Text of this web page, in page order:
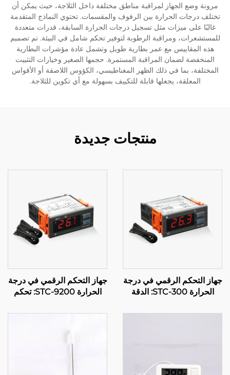
مرونة وضع الجهاز لمراقبة مناطق مختلفة داخل الثلاجة، حيث يمكن أن
تختلف درجات الحرارة بين الرفوف والمقسمات. تحتوي النماذج المتقدمة
غالبًا على ميزات مثل تسجيل درجات الحرارة السابقة، قدرات متعددة
للمستشعرات، ومراقبة الرطوبة لتوفير تحكم شامل في البيئة. تم تصميم
هذه المقاييس مع عمر بطارية طويل وتشمل عادة مؤشرات البطارية
المنخفضة لضمان المراقبة المستمرة. حجمها الصغير وخيارات التثبيت
المختلفة، بما في ذلك الظهر المغناطيسي، الكؤوس اللاصقة أو الأقواس
المعلقة، يجعلها قابلة للتكييف بسهولة مع أي تكوين للثلاجة.
منتجات جديدة
جهاز التحكم الرقمي في درجة
الحرارة STC-300: الدقة
الحرارة
جهاز التحكم الرقمي في درجة
الحرارة STC-9200: تحكم
درجة الحرارة للتطبيقات